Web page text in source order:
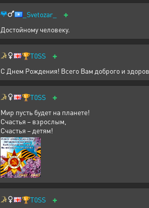
_Svetozar_ +
Достойному человеку.
🏆T0SS +
С Днем Рождения! Всего Вам доброго и
🏆T0SS +
Мир пусть будет на планете!
Счастья – взрослым,
Счастья – детям!
🏆T0SS +